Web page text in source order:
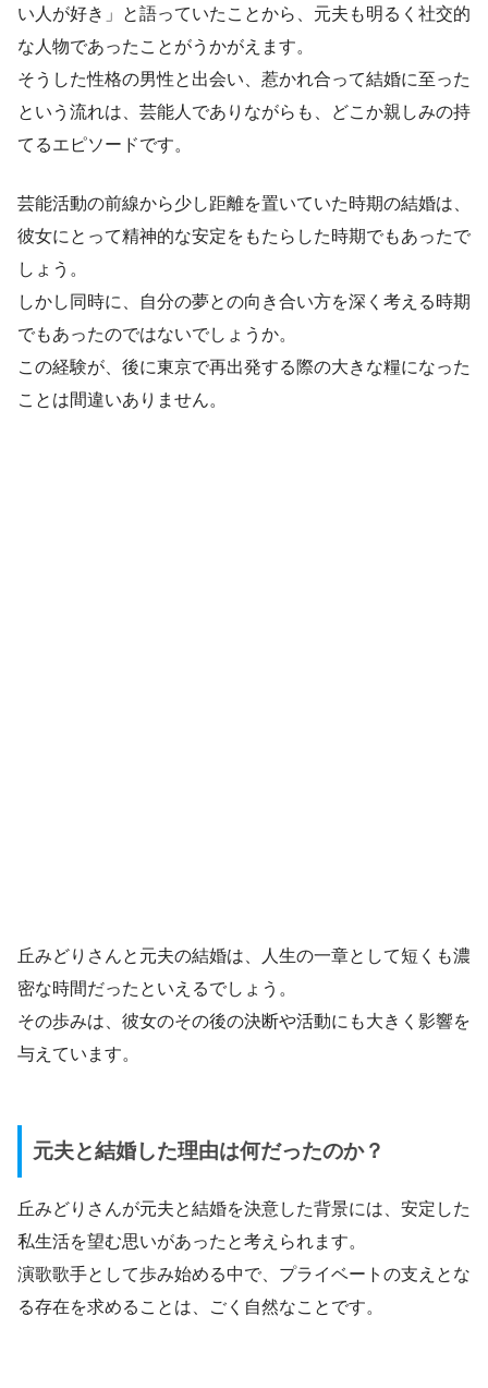
い人が好き」と語っていたことから、元夫も明るく社交的
な人物であったことがうかがえます。
そうした性格の男性と出会い、惹かれ合って結婚に至った
という流れは、芸能人でありながらも、どこか親しみの持
てるエピソードです。
芸能活動の前線から少し距離を置いていた時期の結婚は、
彼女にとって精神的な安定をもたらした時期でもあったで
しょう。
しかし同時に、自分の夢との向き合い方を深く考える時期
でもあったのではないでしょうか。
この経験が、後に東京で再出発する際の大きな糧になった
ことは間違いありません。
丘みどりさんと元夫の結婚は、人生の一章として短くも濃
密な時間だったといえるでしょう。
その歩みは、彼女のその後の決断や活動にも大きく影響を
与えています。
元夫と結婚した理由は何だったのか？
丘みどりさんが元夫と結婚を決意した背景には、安定した
私生活を望む思いがあったと考えられます。
演歌歌手として歩み始める中で、プライベートの支えとな
る存在を求めることは、ごく自然なことです。